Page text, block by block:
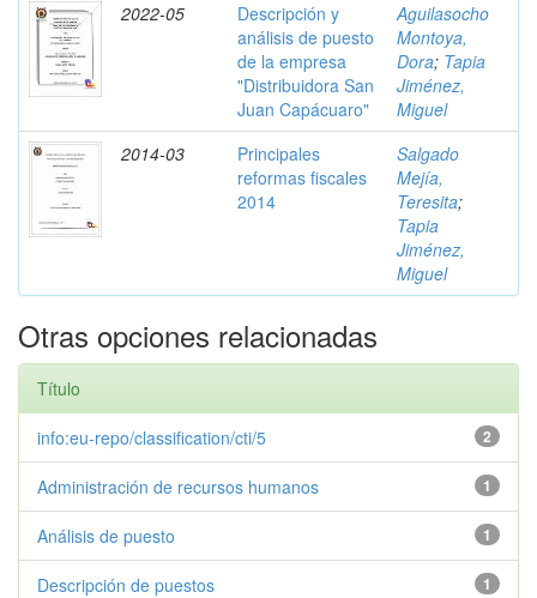
2022-05
Descripción y
análisis de puesto
de la empresa
"Distribuidora San
Juan Capácuaro"
Aguilasocho
Montoya,
Dora; Tapia
Jiménez,
Miguel
2014-03
Principales
reformas fiscales
2014
Salgado
Mejía,
Teresita;
Tapia
Jiménez,
Miguel
Otras opciones relacionadas
Título
2
info:eu-repo/classification/cti/5
1
Administración de recursos humanos
1
Análisis de puesto
1
Descripción de puestos